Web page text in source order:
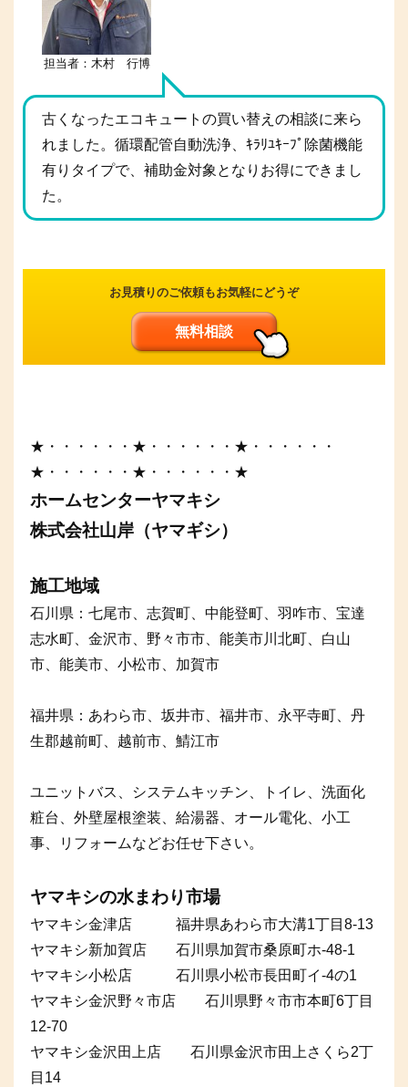
担当者：木村 行博
古くなったエコキュートの買い替えの相談に来ら
れました。循環配管自動洗浄、ｷﾗﾘﾕｷｰﾌﾟ除菌機能
有りタイプで、補助金対象となりお得にできまし
た。
お見積りのご依頼もお気軽にどうぞ
無料相談
★・・・・・・★・・・・・・★・・・・・・
★・・・・・・★・・・・・・★
ホームセンターヤマキシ
株式会社山岸（ヤマギシ）
施工地域
石川県：七尾市、志賀町、中能登町、羽咋市、宝達
志水町、金沢市、野々市市、能美市川北町、白山
市、能美市、小松市、加賀市
福井県：あわら市、坂井市、福井市、永平寺町、丹
生郡越前町、越前市、鯖江市
ユニットバス、システムキッチン、トイレ、洗面化
粧台、外壁屋根塗装、給湯器、オール電化、小工
事、リフォームなどお任せ下さい。
ヤマキシの水まわり市場
ヤマキシ金津店 福井県あわら市大溝1丁目8-13
ヤマキシ新加賀店 石川県加賀市桑原町ホ-48-1
ヤマキシ小松店 石川県小松市長田町イ-4の1
ヤマキシ金沢野々市店 石川県野々市市本町6丁目
12-70
ヤマキシ金沢田上店 石川県金沢市田上さくら2丁
目14